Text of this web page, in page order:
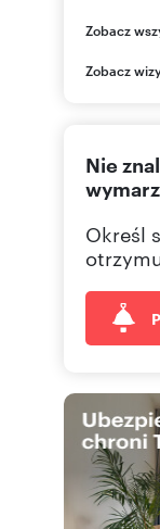
ul.
665
695
Zobacz
Zobacz
Nie
Określ